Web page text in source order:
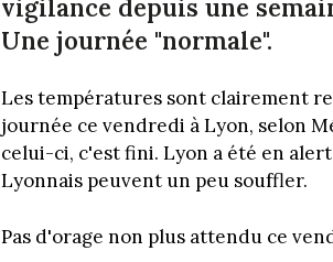
vigilance depuis une
Une journée "normale".
Les températures sont clairement
journée ce vendredi à Lyon, selon
celui-ci, c'est fini. Lyon a été en
Lyonnais peuvent un peu souffler.
Pas d'orage non plus attendu ce